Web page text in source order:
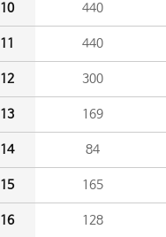
10 440
11 440
12 300
13 169
14 84
15 165
16 128